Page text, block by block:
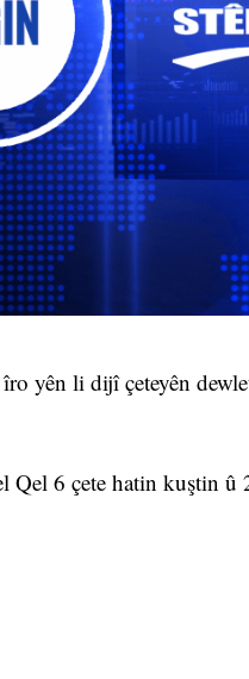
yên li dijî çeteyên
6 çete hatin kuştin û